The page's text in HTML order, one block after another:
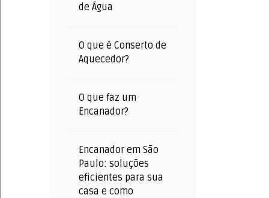
de Água
O que é Conserto de
Aquecedor?
O que faz um
Encanador?
Encanador em São
Paulo: soluções
eficientes para sua
casa e como